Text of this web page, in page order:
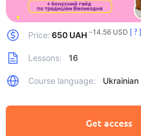
Price: 650 UAH ~14.56 USD [ ? ]
Lessons: 16
Course language: Ukrainian
Get access